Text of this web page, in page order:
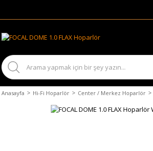
Anasayfa Hi-Fi Hoparlör Center / Merkez Hoparlör